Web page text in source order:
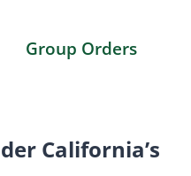
Group Orders
California’s